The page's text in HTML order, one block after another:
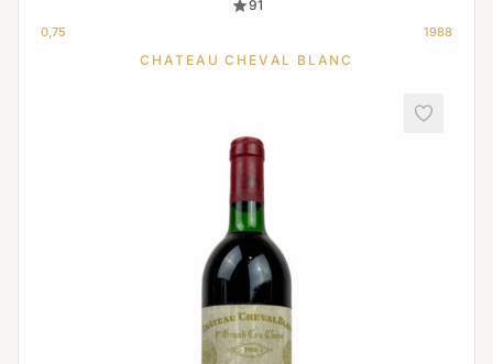
91
0,75 1988
CHATEAU CHEVAL BLANC